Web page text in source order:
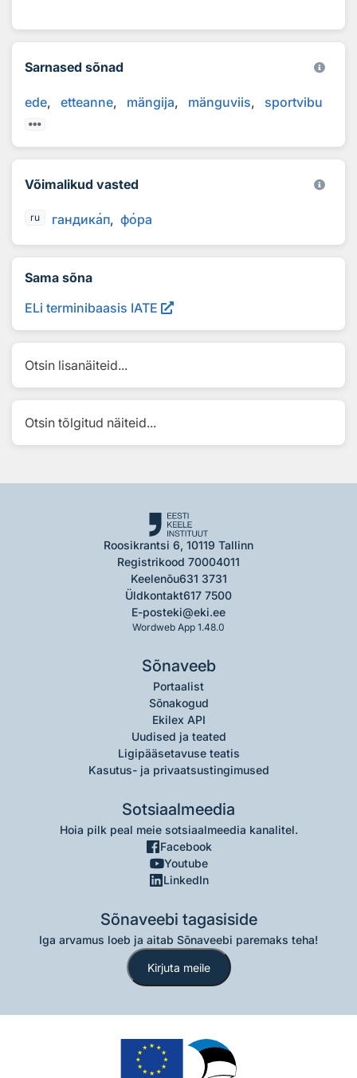
Sarnased sõnad
ede etteanne mängija mänguviis sportvibu
Võimalikud vasted
ru гандикап фора
Sama sõna
ELi terminibaasis IATE
Otsin lisanäiteid...
Otsin tõlgitud näiteid...
Roosikrantsi 6, 10119 Tallinn
Registrikood 70004011
Keelenõu631 3731
Üldkontakt617 7500
E-posteki@eki.ee
Wordweb App 1.48.0
Sõnaveeb
Portaalist
Sõnakogud
Ekilex API
Uudised ja teated
Ligipääsetavuse teatis
Kasutus- ja privaatsustingimused
Sotsiaalmeedia
Hoia pilk peal meie sotsiaalmeedia kanalitel.
Facebook
Youtube
LinkedIn
Sõnaveebi tagasiside
Iga arvamus loeb ja aitab Sõnaveebi paremaks teha!
Kirjuta meile